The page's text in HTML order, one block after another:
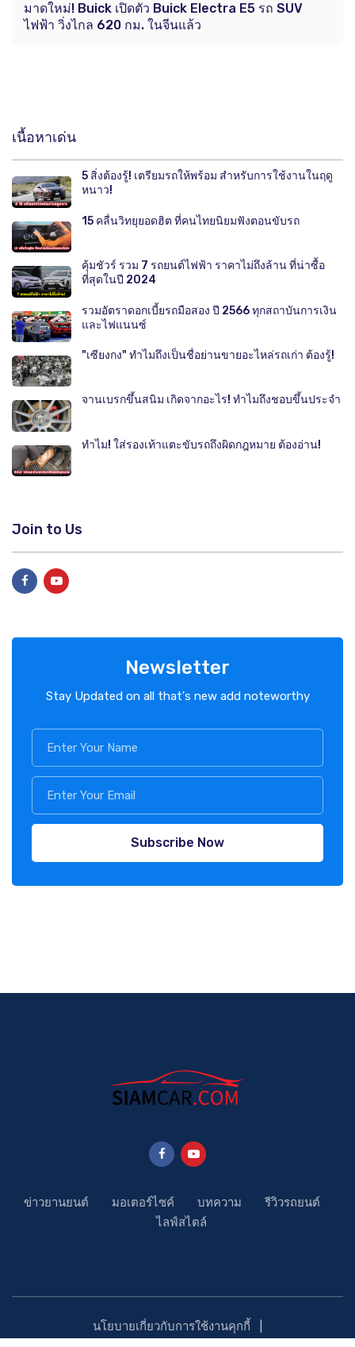
มาดใหม่! Buick เปิดตัว Buick Electra E5 รถ SUV
ไฟฟ้า วิ่งไกล 620 กม. ในจีนแล้ว
เนื้อหาเด่น
5 สิ่งต้องรู้! เตรียมรถให้พร้อม สำหรับการใช้งานในฤดู
หนาว!
15 คลื่นวิทยุยอดฮิต ที่คนไทยนิยมฟังตอนขับรถ
คุ้มชัวร์ รวม 7 รถยนต์ไฟฟ้า ราคาไม่ถึงล้าน ที่น่าซื้อ
ที่สุดในปี 2024
รวมอัตราดอกเบี้ยรถมือสอง ปี 2566 ทุกสถาบันการเงิน
และไฟแนนซ์
"เซียงกง" ทำไมถึงเป็นชื่อย่านขายอะไหล่รถเก่า ต้องรู้!
จานเบรกขึ้นสนิม เกิดจากอะไร! ทำไมถึงชอบขึ้นประจำ
ทำไม! ใส่รองเท้าแตะขับรถถึงผิดกฎหมาย ต้องอ่าน!
Join to Us
Newsletter
Stay Updated on all that's new add noteworthy
Subscribe Now
ข่าวยานยนต์ มอเตอร์ไซค์ บทความ
รีวิวรถยนต์
ไลฟ์สไตล์
นโยบายเกี่ยวกับการใช้งานคุกกี้